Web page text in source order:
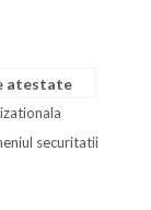
atestate
securitatii